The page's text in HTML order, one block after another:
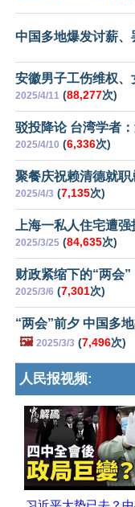
中国多地爆发讨薪、
安徽男子工伤维权、
2025/4/11 (88,277次)
驳投降论 台湾学者
2025/4/10 (6,336次)
聚餐庆祝赖清德就
2025/4/3 (7,135次)
上海一私人住宅遭
2025/3/25 (84,635次)
财政紧缩下的“两会
2025/3/6 (7,301次)
“两会”前夕 中国多
🖼️ 2025/3/3 (7,496次)
人民报视频: